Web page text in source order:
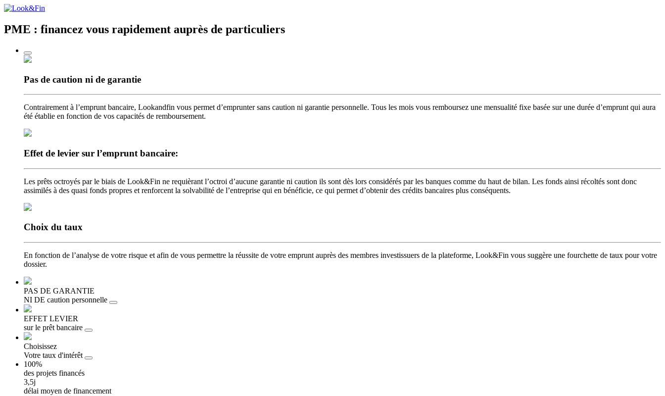
PME : financez vous rapidement auprès de particuliers
Pas de caution ni de garantie
Contrairement à l’emprunt bancaire, Lookandfin vous permet d’emprunter sans caution ni garantie personnelle. Tous les mois vous remboursez une mensualité fixe basée sur une durée d’emprunt qui aura
été établie en fonction de vos capacités de remboursement.
Effet de levier sur l’emprunt bancaire:
Les prêts octroyés par le biais de Look&Fin ne requièrant l’octroi d’aucune garantie ni caution ils sont dès lors considérés par les banques comme du haut de bilan. Les fonds ainsi récoltés sont donc
assimilés à des quasi fonds propres et renforcent la solvabilité de l’entreprise qui en bénéficie, ce qui permet d’obtenir des crédits bancaires plus conséquents.
Choix du taux
En fonction de l’analyse de votre risque et afin de vous permettre la réussite de votre emprunt auprès des membres investissuers de la plateforme, Look&Fin vous suggère une fourchette de taux pour votre
dossier.
PAS DE GARANTIE
NI DE caution personnelle
EFFET LEVIER
sur le prêt bancaire
Choisissez
Votre taux d'intérêt
100%
des projets financés
3,5j
délai moyen de financement